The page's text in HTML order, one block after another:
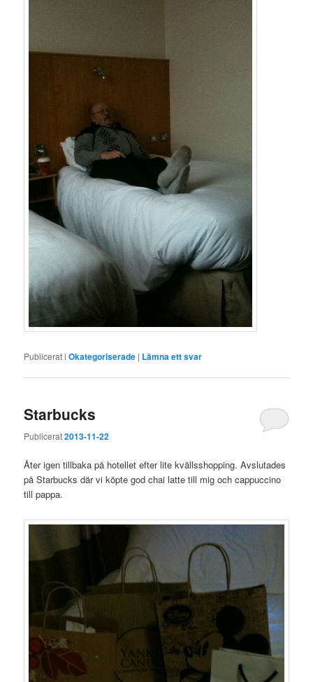
Publicerat i Okategoriserade | Lämna ett svar
Starbucks
Publicerat2013-11-22
Åter igen tillbaka på hotellet efter lite kvällsshopping. Avslutades
på Starbucks där vi köpte god chai latte till mig och cappuccino
till pappa.